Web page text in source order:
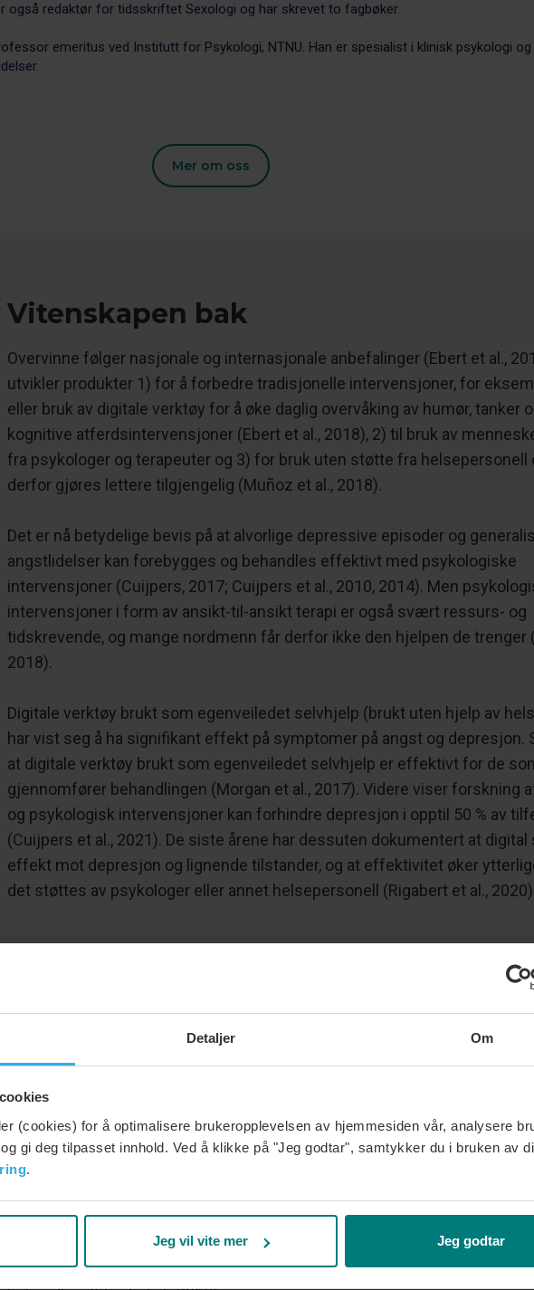
Detaljer Om
(cookies) for å optimalisere brukeropplevelsen av hjemmesiden vår, analysere
gi deg tilpasset innhold. Ved å klikke på "Jeg godtar", samtykker du i bruken av
.
Jeg vil vite mer Jeg godtar
også redaktør for tidsskriftet Sexologi og har skrevet to fagbøker.
emeritus ved Institutt for Psykologi, NTNU. Han er spesialist i klinisk psykologi og
Mer om oss
Vitenskapen bak
Overvinne følger nasjonale og internasjonale anbefalinger (Ebert et al.,
utvikler produkter 1) for å forbedre tradisjonelle intervensjoner, for
eller bruk av digitale verktøy for å øke daglig overvåking av humør, tanker
kognitive atferdsintervensjoner (Ebert et al., 2018), 2) til bruk av
fra psykologer og terapeuter og 3) for bruk uten støtte fra helsepersonell
derfor gjøres lettere tilgjengelig (Muñoz et al., 2018).
Det er nå betydelige bevis på at alvorlige depressive episoder og
angstlidelser kan forebygges og behandles effektivt med psykologiske
intervensjoner (Cuijpers, 2017; Cuijpers et al., 2010, 2014). Men
intervensjoner i form av ansikt-til-ansikt terapi er også svært ressurs- og
tidskrevende, og mange nordmenn får derfor ikke den hjelpen de trenger
2018).
Digitale verktøy brukt som egenveiledet selvhjelp (brukt uten hjelp av
har vist seg å ha signifikant effekt på symptomer på angst og depresjon.
at digitale verktøy brukt som egenveiledet selvhjelp er effektivt for de
gjennomfører behandlingen (Morgan et al., 2017). Videre viser forskning
og psykologisk intervensjoner kan forhindre depresjon i opptil 50 % av
(Cuijpers et al., 2021). De siste årene har dessuten dokumentert at digital
effekt mot depresjon og lignende tilstander, og at effektivitet øker
det støttes av psykologer eller annet helsepersonell (Rigabert et al., 2020).
Overvinne kan både brukes alene i form av en app eller i kombinasjon
psykologbehandling. Psykologene i Overvinne er opplært i bruk av
andre digitale løsninger og skjerm-basert terapi. Når dette brukes
det som “kombinasjonsterapi” (blended therapy). Ved
pasienten og psykologen sammen hvordan Overvinne appen og andre
løsninger brukes mellom konsultasjonene. Meta-analyser basert på
kliniske studier viser at kombinasjonsterapi kan gi nytteverdi ved
som depresjon, angst, søvnløshet (insomni) og posttraumatisk
Kombinasjonen av ansikt-til-ansikt terapi med digitale verktøy øker
effekten av psykologisk behandling, samtidig som man senker